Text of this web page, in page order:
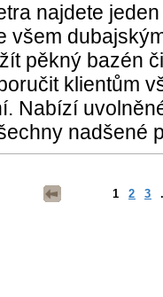
najdete
všem
pěkný bazén
klientům
Nabízí
nadšené
1 2 3